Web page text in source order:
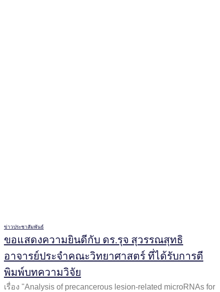
ข่าวประชาสัมพันธ์
ขอแสดงความยินดีกับ ดร.รุจ สุวรรณสุทธิ
อาจารย์ประจำคณะวิทยาศาสตร์ ที่ได้รับการตี
พิมพ์บทความวิจัย
เรื่อง "Analysis of precancerous lesion-related microRNAs for